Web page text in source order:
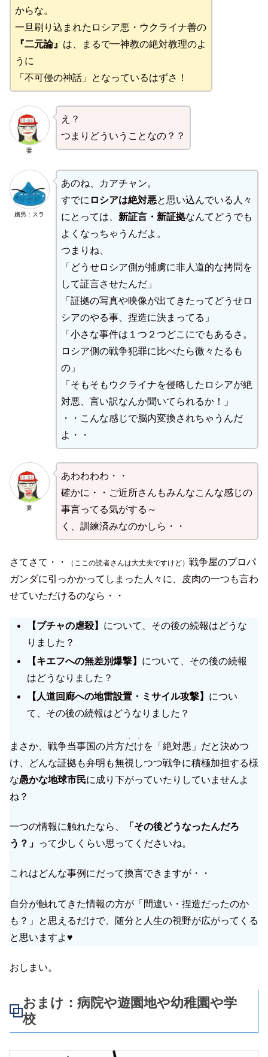
からな。
一旦刷り込まれたロシア悪・ウクライナ善の
『二元論』 は、まるで一神教の絶対教理のよ
うに
「不可侵の神話」となっているはずさ！
妻
え？
つまりどういうことなの？？
嫡男：スラ
あのね、カアチャン。
すでに ロシアは絶対悪と思い込んでいる人々
にとっては、 新証言・新証拠なんてどうでも
よくなっちゃうんだよ。
つまりね、
「どうせロシア側が捕虜に非人道的な拷問を
して証言させたんだ」
「証拠の写真や映像が出てきたってどうせロ
シアのやる事、捏造に決まってる」
「小さな事件は１つ２つどこにでもあるさ。
ロシア側の戦争犯罪に比べたら微々たるも
の」
「そもそもウクライナを侵略したロシアが絶
対悪、言い訳なんか聞いてられるか！」
・・こんな感じで脳内変換されちゃうんだ
よ・・
妻
あわわわわ・・
確かに・・ご近所さんもみんなこんな感じの
事言ってる気がする～
く、訓練済みなのかしら・・
さてさて・・ （ここの読者さんは大丈夫ですけど） 戦争屋のプロパ
ガンダに引っかかってしまった人々に、皮肉の一つも言わ
せていただけるのなら・・
【ブチャの虐殺】 について、その後の続報はどうな
りました？
【キエフへの無差別爆撃】 について、その後の続報
はどうなりました？
【人道回廊への地雷設置・ミサイル攻撃】 につい
て、その後の続報はどうなりました？
まさか、戦争当事国の片方だけ
・・
を「絶対悪」だと決めつ
け、どんな証拠も弁明も無視しつつ戦争に積極加担する様
な愚かな地球市民に成り下がっていたりしていませんよ
ね？
一つの情報に触れたなら、
「その後どうなったんだろ
う？」 って少しくらい思ってくださいね。
これはどんな事例にだって換言できますが・・
自分が触れてきた情報の方が「間違い・捏造だったのか
も？」と思えるだけで、随分と人生の視野が広がってくる
と思いますよ♥
おしまい。
おまけ：病院や遊園地や幼稚園や学
校